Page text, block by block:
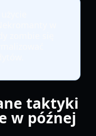
taktyki
w późnej